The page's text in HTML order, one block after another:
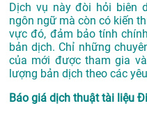
Dịch vụ này đòi hỏi biên
ngôn ngữ mà còn có kiến
vực đó, đảm bảo tính
bản dịch. Chỉ những
của mới được tham gia
lượng bản dịch theo các
Báo giá dịch thuật tài liệu